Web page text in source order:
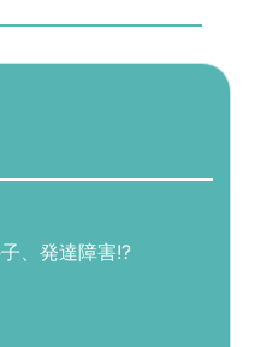
、発達障害!?